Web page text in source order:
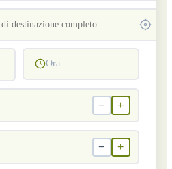
Ora
− +
− +